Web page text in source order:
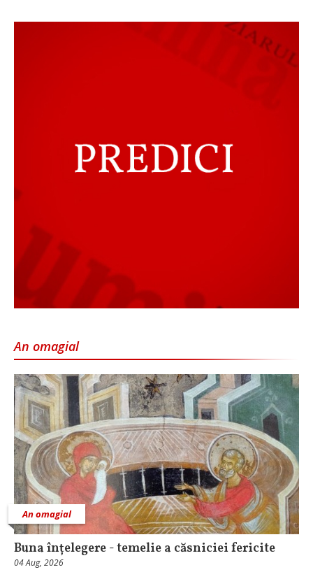
An omagial
An omagial
Buna înțelegere - temelie a căsniciei fericite
04 Aug, 2026